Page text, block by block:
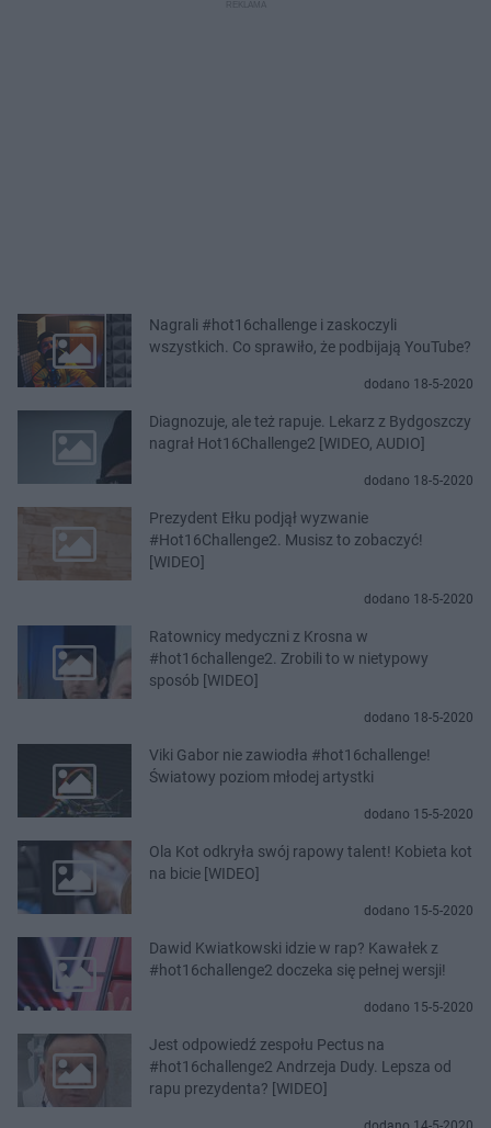
Nagrali #hot16challenge i zaskoczyli
wszystkich. Co sprawiło, że podbijają YouTube?
dodano 18-5-2020
Diagnozuje, ale też rapuje. Lekarz z Bydgoszczy
nagrał Hot16Challenge2 [WIDEO, AUDIO]
dodano 18-5-2020
Prezydent Ełku podjął wyzwanie
#Hot16Challenge2. Musisz to zobaczyć!
[WIDEO]
dodano 18-5-2020
Ratownicy medyczni z Krosna w
#hot16challenge2. Zrobili to w nietypowy
sposób [WIDEO]
dodano 18-5-2020
Viki Gabor nie zawiodła #hot16challenge!
Światowy poziom młodej artystki
dodano 15-5-2020
Ola Kot odkryła swój rapowy talent! Kobieta kot
na bicie [WIDEO]
dodano 15-5-2020
Dawid Kwiatkowski idzie w rap? Kawałek z
#hot16challenge2 doczeka się pełnej wersji!
dodano 15-5-2020
Jest odpowiedź zespołu Pectus na
#hot16challenge2 Andrzeja Dudy. Lepsza od
rapu prezydenta? [WIDEO]